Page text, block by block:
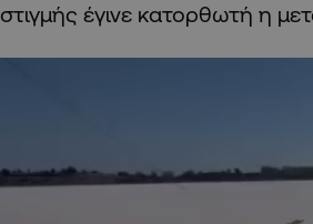
στιγμής έγινε κατορθωτή η